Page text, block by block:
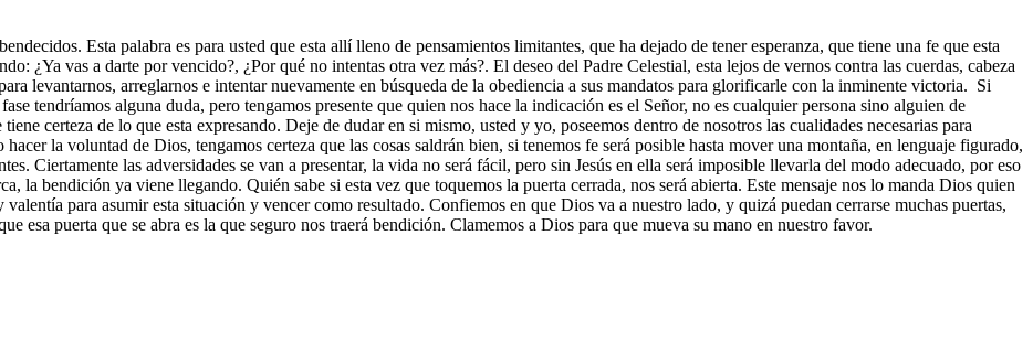
Esta palabra es para usted que esta allí lleno de pensamientos limitantes, que ha dejado de tener esperanza, que tiene una fe que esta
¿Ya vas a darte por vencido?, ¿Por qué no intentas otra vez más?. El deseo del Padre Celestial, esta lejos de vernos contra las cuerdas, cabeza
levantarnos, arreglarnos e intentar nuevamente en búsqueda de la obediencia a sus mandatos para glorificarle con la inminente victoria. Si
tendríamos alguna duda, pero tengamos presente que quien nos hace la indicación es el Señor, no es cualquier persona sino alguien de
certeza de lo que esta expresando. Deje de dudar en si mismo, usted y yo, poseemos dentro de nosotros las cualidades necesarias para
la voluntad de Dios, tengamos certeza que las cosas saldrán bien, si tenemos fe será posible hasta mover una montaña, en lenguaje figurado,
Ciertamente las adversidades se van a presentar, la vida no será fácil, pero sin Jesús en ella será imposible llevarla del modo adecuado, por eso
la bendición ya viene llegando. Quién sabe si esta vez que toquemos la puerta cerrada, nos será abierta. Este mensaje nos lo manda Dios quien
para asumir esta situación y vencer como resultado. Confiemos en que Dios va a nuestro lado, y quizá puedan cerrarse muchas puertas,
esa puerta que se abra es la que seguro nos traerá bendición. Clamemos a Dios para que mueva su mano en nuestro favor.